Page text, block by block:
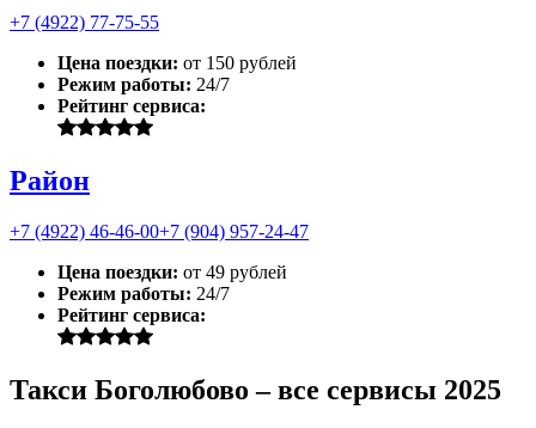
+7 (4922) 77-75-55
Цена поездки: от 150 рублей
Режим работы: 24/7
Рейтинг сервиса:
Район
+7 (4922) 46-46-00+7 (904) 957-24-47
Цена поездки: от 49 рублей
Режим работы: 24/7
Рейтинг сервиса:
Такси Боголюбово – все сервисы 2025